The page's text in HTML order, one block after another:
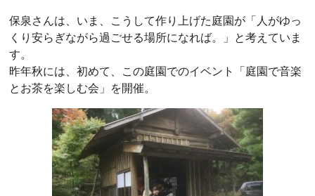
保泉さんは、いま、こうして作り上げた庭園が「人がゆっ
くり安らぎながら過ごせる場所になれば。」と考えていま
す。
昨年秋には、初めて、この庭園でのイベント「庭園で音楽
とお茶を楽しむ会」を開催。